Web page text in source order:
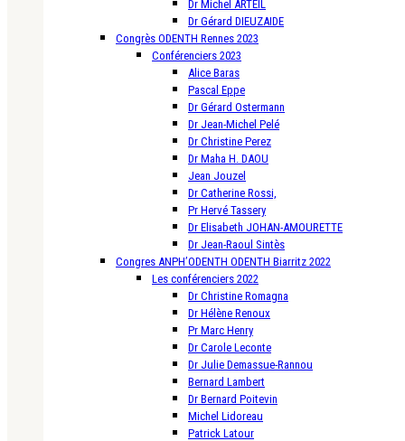
Dr Michel ARTEIL
Dr Gérard DIEUZAIDE
Congrès ODENTH Rennes 2023
Conférenciers 2023
Alice Baras
Pascal Eppe
Dr Gérard Ostermann
Dr Jean-Michel Pelé
Dr Christine Perez
Dr Maha H. DAOU
Jean Jouzel
Dr Catherine Rossi,
Pr Hervé Tassery
Dr Elisabeth JOHAN-AMOURETTE
Dr Jean-Raoul Sintès
Congres ANPH’ODENTH ODENTH Biarritz 2022
Les conférenciers 2022
Dr Christine Romagna
Dr Hélène Renoux
Pr Marc Henry
Dr Carole Leconte
Dr Julie Demassue-Rannou
Bernard Lambert
Dr Bernard Poitevin
Michel Lidoreau
Patrick Latour